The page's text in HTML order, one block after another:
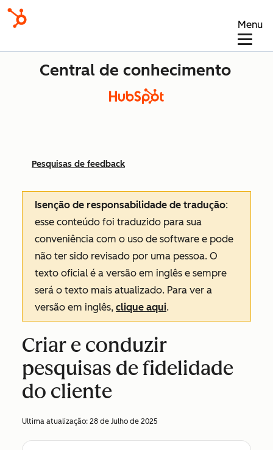
Menu
Central de conhecimento
Pesquisas de feedback
Isenção de responsabilidade de tradução:
esse conteúdo foi traduzido para sua
conveniência com o uso de software e pode
não ter sido revisado por uma pessoa. O
texto oficial é a versão em inglês e sempre
será o texto mais atualizado. Para ver a
versão em inglês, clique aqui.
Criar e conduzir
pesquisas de fidelidade
do cliente
Ultima atualização: 28 de Julho de 2025